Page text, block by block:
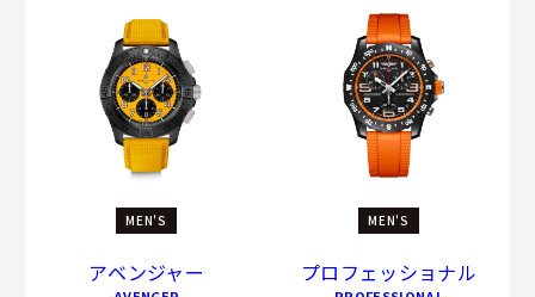
MEN'S
アベンジャー
MEN'S
プロフェッショナル